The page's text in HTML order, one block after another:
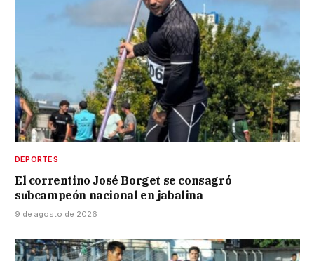
DEPORTES
El correntino José Borget se consagró
subcampeón nacional en jabalina
9 de agosto de 2026